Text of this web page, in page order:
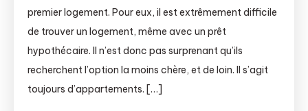
premier logement. Pour eux, il est extrêmement difficile
de trouver un logement, même avec un prêt
hypothécaire. Il n’est donc pas surprenant qu’ils
recherchent l’option la moins chère, et de loin. Il s’agit
toujours d’appartements. […]